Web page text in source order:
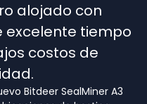
alojado con
excelente tiempo
costos de
Bitdeer SealMiner A3